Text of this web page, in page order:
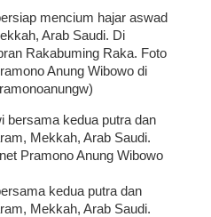
mencium hajar aswad
Arab Saudi. Di
Rakabuming Raka. Foto
Anung Wibowo di
kedua putra dan
Mekkah, Arab Saudi.